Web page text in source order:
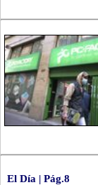
El Día | Pág.8